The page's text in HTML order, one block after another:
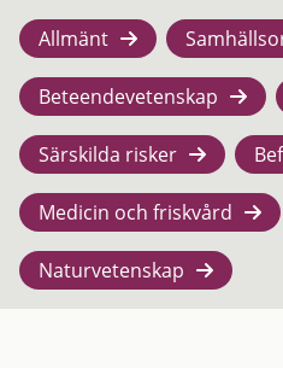
Allmänt
Beteendevetenskap
Särskilda risker
Medicin och friskvård
Naturvetenskap